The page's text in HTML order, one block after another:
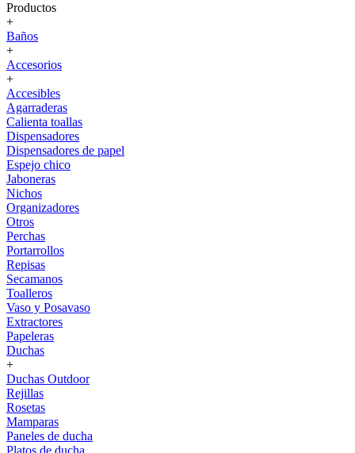
Productos
+
Baños
+
Accesorios
+
Accesibles
Agarraderas
Calienta toallas
Dispensadores
Dispensadores de papel
Espejo chico
Jaboneras
Nichos
Organizadores
Otros
Perchas
Portarrollos
Repisas
Secamanos
Toalleros
Vaso y Posavaso
Extractores
Papeleras
Duchas
+
Duchas Outdoor
Rejillas
Rosetas
Mamparas
Paneles de ducha
Platos de ducha